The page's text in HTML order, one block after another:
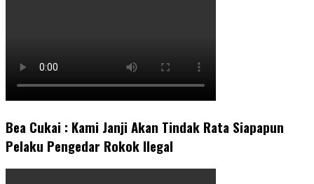
Bea Cukai : Kami Janji Akan Tindak Rata Siapapun
Pelaku Pengedar Rokok Ilegal